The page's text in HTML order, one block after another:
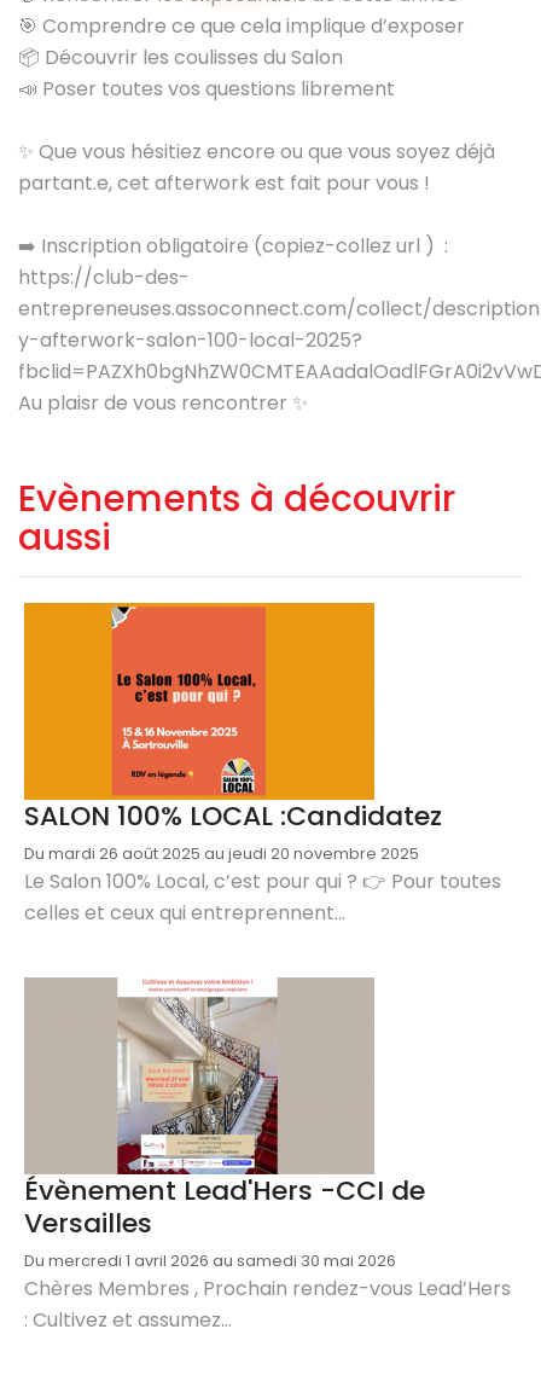
🎯 Comprendre ce que cela implique d’exposer
📦 Découvrir les coulisses du Salon
📣 Poser toutes vos questions librement
✨ Que vous hésitiez encore ou que vous soyez déjà
partant.e, cet afterwork est fait pour vous !
➡️ Inscription obligatoire (copiez-collez url ) :
https://club-des-
entrepreneuses.assoconnect.com/collect/
y-afterwork-salon-100-local-2025?
Au plaisr de vous rencontrer ✨
Evènements à découvrir
aussi
SALON 100% LOCAL :Candidatez
Du mardi 26 août 2025 au jeudi 20 novembre 2025
Le Salon 100% Local, c’est pour qui ? 👉 Pour toutes
celles et ceux qui entreprennent...
Évènement Lead'Hers -CCI de
Versailles
Du mercredi 1 avril 2026 au samedi 30 mai 2026
Chères Membres , Prochain rendez-vous Lead’Hers
: Cultivez et assumez...